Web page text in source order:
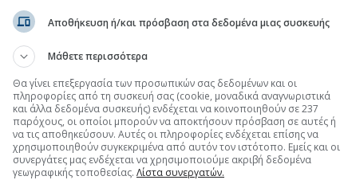
αυξήθηκαν με τον ταχύτερο ρυθμό από τον
προμήθεια πρώτων υλών έγινε δυσκολότερη.
τους επόμενους 12 μήνες ενισχύθηκαν εκ νέου
που συμμετείχαν στην έρευνα, η διεύρυνση
σε νέες εγκαταστάσεις και η ενίσχυση των
βασικούς παράγοντες βελτίωσης της
παραμένει χαμηλότερη από τα επίπεδα που
στο έτος, εξακολουθεί να βρίσκεται σε
τάση της έρευνας.
Αποθήκευση ή/και πρόσβαση στα δεδομένα μιας συσκευής
Μάθετε περισσότερα
Θα γίνει επεξεργασία των προσωπικών σας δεδομένων και οι
πληροφορίες από τη συσκευή σας (cookie, μοναδικά αναγνωριστικά
και άλλα δεδομένα συσκευής) ενδέχεται να κοινοποιηθούν σε 237
παρόχους, οι οποίοι μπορούν να αποκτήσουν πρόσβαση σε αυτές ή
να τις αποθηκεύσουν. Αυτές οι πληροφορίες ενδέχεται επίσης να
χρησιμοποιηθούν συγκεκριμένα από αυτόν τον ιστότοπο. Εμείς και οι
συνεργάτες μας ενδέχεται να χρησιμοποιούμε ακριβή δεδομένα
γεωγραφικής τοποθεσίας. Λίστα συνεργατών.